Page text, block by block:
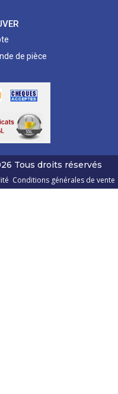
de pièce
Tous droits réservés
Conditions générales de vente